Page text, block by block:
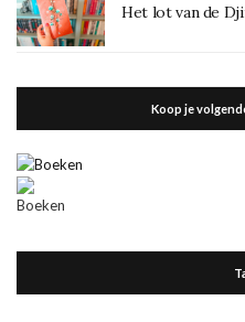
Het lot van de
Koop je